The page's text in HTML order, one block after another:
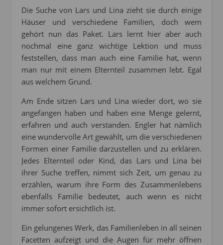
Die Suche von Lars und Lina zieht sie durch einige
Häuser und verschiedene Familien, doch wem
gehört nun das Paket. Lars lernt hier aber auch
nochmal eine ganz wichtige Lektion und muss
feststellen, dass man auch eine Familie hat, wenn
man nur mit einem Elternteil zusammen lebt. Egal
aus welchem Grund.
Am Ende sitzen Lars und Lina wieder dort, wo sie
angefangen haben und haben eine Menge gelernt,
erfahren und auch verstanden. Engler hat nämlich
eine wundervolle Art gewählt, um die verschiedenen
Formen einer Familie darzustellen und zu erklären.
Jedes Elternteil oder Kind, das Lars und Lina bei
ihrer Suche treffen, nimmt sich Zeit, um genau zu
erzählen, warum ihre Form des Zusammenlebens
ebenfalls Familie bedeutet, auch wenn es nicht
immer sofort ersichtlich ist.
Ein gelungenes Werk, das Familienleben in all seinen
Facetten aufzeigt und die Augen für mehr öffnen